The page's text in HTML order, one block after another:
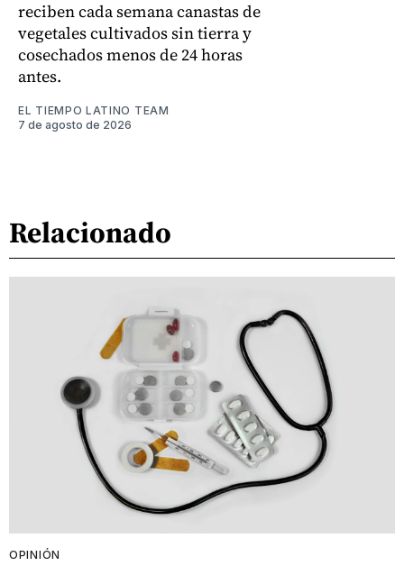
reciben cada semana canastas de
vegetales cultivados sin tierra y
cosechados menos de 24 horas
antes.
EL TIEMPO LATINO TEAM
7 de agosto de 2026
Relacionado
OPINIÓN